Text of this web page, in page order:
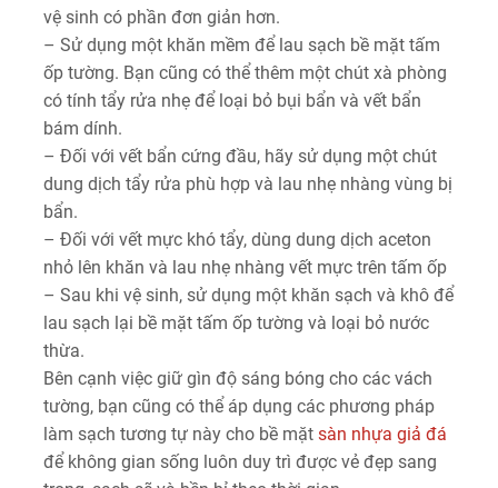
vệ sinh có phần đơn giản hơn.
– Sử dụng một khăn mềm để lau sạch bề mặt tấm
ốp tường. Bạn cũng có thể thêm một chút xà phòng
có tính tẩy rửa nhẹ để loại bỏ bụi bẩn và vết bẩn
bám dính.
– Đối với vết bẩn cứng đầu, hãy sử dụng một chút
dung dịch tẩy rửa phù hợp và lau nhẹ nhàng vùng bị
bẩn.
– Đối với vết mực khó tẩy, dùng dung dịch aceton
nhỏ lên khăn và lau nhẹ nhàng vết mực trên tấm ốp
– Sau khi vệ sinh, sử dụng một khăn sạch và khô để
lau sạch lại bề mặt tấm ốp tường và loại bỏ nước
thừa.
Bên cạnh việc giữ gìn độ sáng bóng cho các vách
tường, bạn cũng có thể áp dụng các phương pháp
làm sạch tương tự này cho bề mặt sàn nhựa giả đá
để không gian sống luôn duy trì được vẻ đẹp sang